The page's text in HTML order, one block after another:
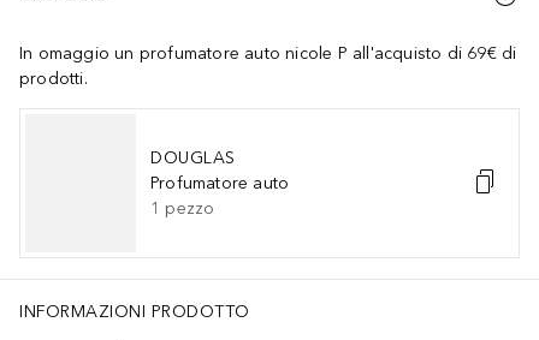
In omaggio un profumatore auto nicole P all'acquisto di 69€ di
prodotti.
DOUGLAS
Profumatore auto
1 pezzo
INFORMAZIONI PRODOTTO